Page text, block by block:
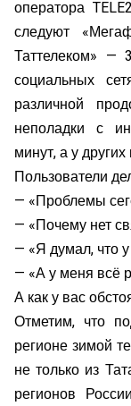
оператора
следуют
Таттелеком»
социальных
различной
неполадки с
минут, а у
Пользователи
— «Проблемы
— «Почему нет
— «Я думал, что
— «А у меня всё
А как у вас
Отметим, что
регионе зимой
не только из
регионов